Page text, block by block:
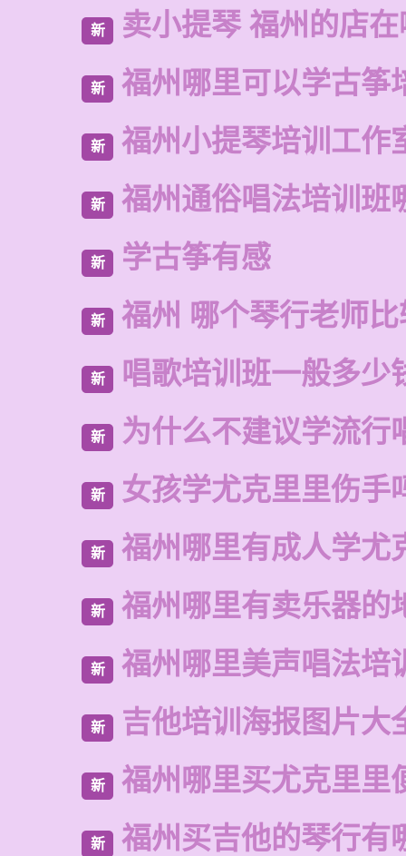
新 卖小提琴 福州的店
新 福州哪里可以学古筝
新 福州小提琴培训工作
新 福州通俗唱法培训班
新 学古筝有感
新 福州 哪个琴行老师
新 唱歌培训班一般多少
新 为什么不建议学流行
新 女孩学尤克里里伤手
新 福州哪里有成人学尤
新 福州哪里有卖乐器的
新 福州哪里美声唱法培
新 吉他培训海报图片大
新 福州哪里买尤克里里
新 福州买吉他的琴行有